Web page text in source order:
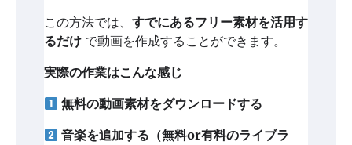
この方法では、 すでにあるフリー素材を活用す
るだけ で動画を作成することができます。
実際の作業はこんな感じ
無料の動画素材をダウンロードする
音楽を追加する（無料or有料のライブラ